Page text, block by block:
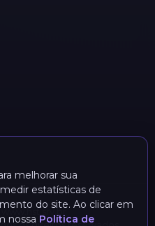
www.hst.srv.br
melhorar sua
estatísticas de
do site. Ao clicar em
nossa Política de